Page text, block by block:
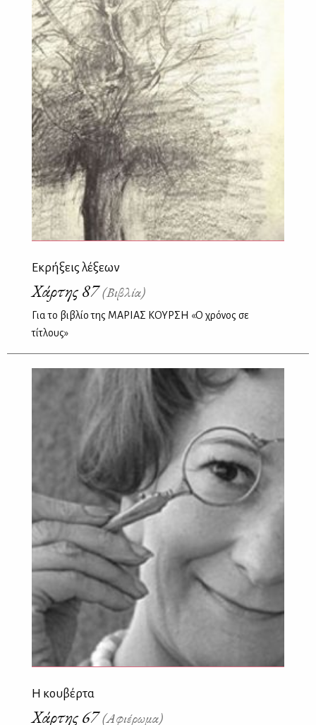
Εκρήξεις λέξεων
Χάρτης 87(Βιβλία)
Για το βιβλίο της ΜΑΡΙΑΣ ΚΟΥΡΣΗ «Ο χρόνος σε
τίτλους»
H κουβέρτα
Χάρτης 67(Αφιέρωμα)